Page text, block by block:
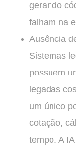
gerando
falham na
Ausência
Sistemas
possuem
legadas
um único
cotação,
tempo. A